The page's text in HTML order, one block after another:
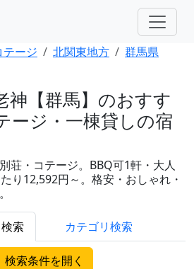
ージ 北関東地方
群馬県
神【群馬】のおすす
ージ・一棟貸しの宿
荘・コテージ。BBQ可1軒・大人
り12,592円～。格安・おしゃれ・
索 カテゴリ検索
検索条件を開く